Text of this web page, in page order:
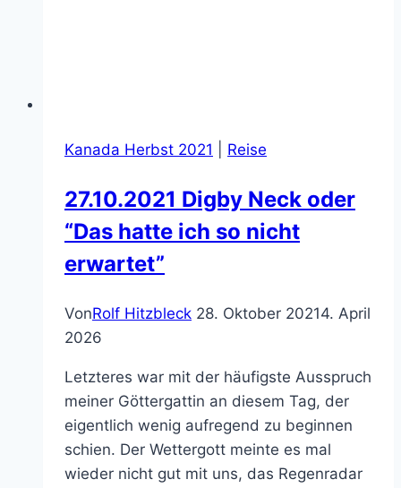
Kanada Herbst 2021 Reise
27.10.2021 Digby Neck oder
“Das hatte ich so nicht
erwartet”
VonRolf Hitzbleck 28. Oktober 20214. April
2026
Letzteres war mit der häufigste Ausspruch
meiner Göttergattin an diesem Tag, der
eigentlich wenig aufregend zu beginnen
schien. Der Wettergott meinte es mal
wieder nicht gut mit uns, das Regenradar